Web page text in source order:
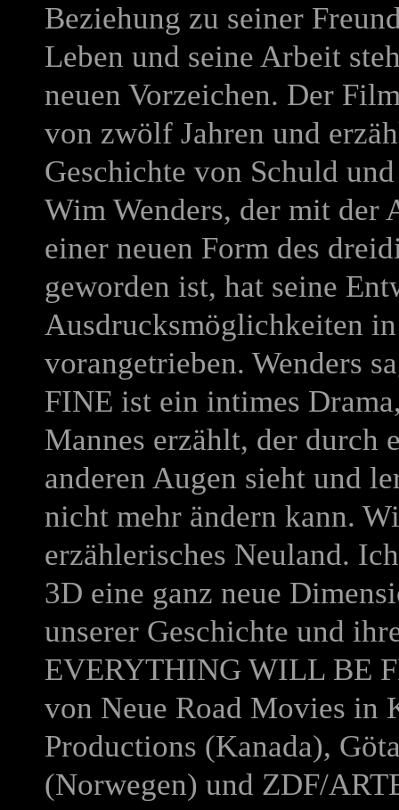
Beziehung zu seiner
Leben und seine Arbeit
neuen Vorzeichen. Der
von zwölf Jahren und
Geschichte von Schuld
Wim Wenders, der mit der
einer neuen Form des
geworden ist, hat seine
Ausdrucksmöglichkeiten
vorangetrieben. Wenders
FINE ist ein intimes
Mannes erzählt, der durch
anderen Augen sieht und
nicht mehr ändern kann.
erzählerisches Neuland.
3D eine ganz neue
unserer Geschichte und
EVERYTHING WILL BE
von Neue Road Movies
Productions (Kanada),
(Norwegen) und ZDF/